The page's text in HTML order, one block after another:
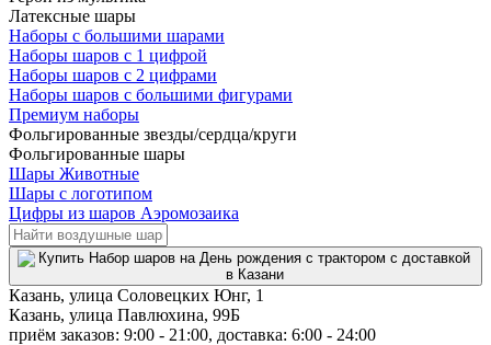
Латексные шары
Наборы с большими шарами
Наборы шаров с 1 цифрой
Наборы шаров с 2 цифрами
Наборы шаров с большими фигурами
Премиум наборы
Фольгированные звезды/сердца/круги
Фольгированные шары
Шары Животные
Шары с логотипом
Цифры из шаров Аэромозаика
Казань, улица Соловецких Юнг, 1
Казань, улица Павлюхина, 99Б
приём заказов: 9:00 - 21:00, доставка: 6:00 - 24:00